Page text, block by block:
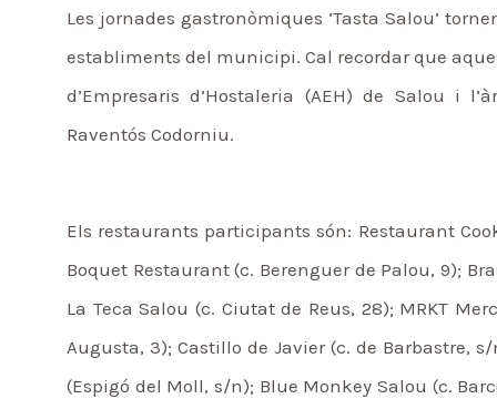
Les jornades gastronòmiques ‘Tasta Salou’
establiments del municipi. Cal recordar que
d’Empresaris d’Hostaleria (AEH) de Salou i
Raventós Codorniu.
Els restaurants participants són: Restaurant
Boquet Restaurant (c. Berenguer de Palou, 9);
La Teca Salou (c. Ciutat de Reus, 28); MRKT
Augusta, 3); Castillo de Javier (c. de Barbastre,
(Espigó del Moll, s/n); Blue Monkey Salou (c.